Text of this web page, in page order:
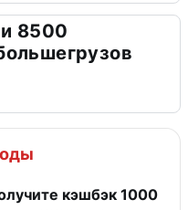
8500
кэшбэк 1000